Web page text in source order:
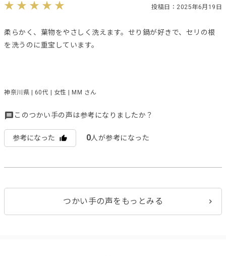
投稿日：2025年6月19日
柔らかく、葉物をやさしく洗えます。せり鍋が好きで、セリの根
を洗うのに重宝しています。
神奈川県 | 60代 | 女性 | MM さん
このつかい手の声は参考になりましたか？
参考になった 0人が参考になった
つかい手の声をもっとみる